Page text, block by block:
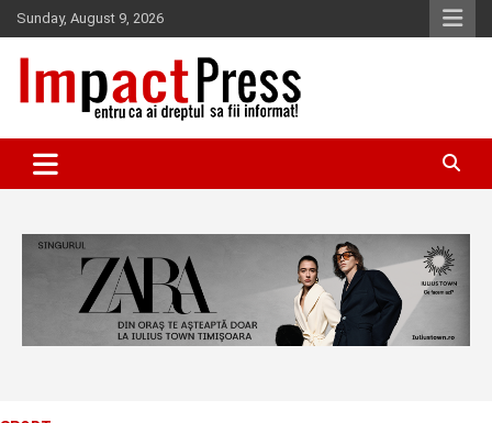
Skip
to
content
Sunday, August 9, 2026
IMPACTPRESS